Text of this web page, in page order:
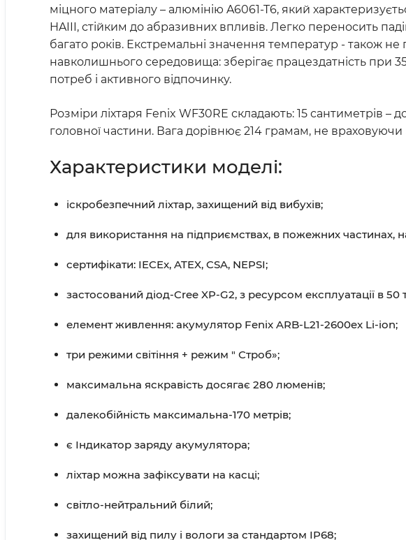
міцного матеріалу – алюмінію A6061-T6, який
HAIII, стійким до абразивних впливів. Легко переносить
багато років. Екстремальні значення температур - також
навколишнього середовища: зберігає працездатність при
потреб і активного відпочинку.
Розміри ліхтаря Fenix WF30RE складають: 15 сантиметрів
головної частини. Вага дорівнює 214 грамам, не
Характеристики моделі:
іскробезпечний ліхтар, захищений від вибухів;
для використання на підприємствах, в пожежних частинах,
сертифікати: IECEx, ATEX, CSA, NEPSI;
застосований діод-Cree XP-G2, з ресурсом експлуатації в 50
елемент живлення: акумулятор Fenix ARB-L21-2600ex Li-ion;
три режими світіння + режим " Строб»;
максимальна яскравість досягає 280 люменів;
далекобійність максимальна-170 метрів;
є Індикатор заряду акумулятора;
ліхтар можна зафіксувати на касці;
світло-нейтральний білий;
захищений від пилу і вологи за стандартом IP68;